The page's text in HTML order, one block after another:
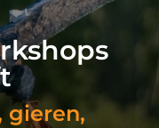
gieren,